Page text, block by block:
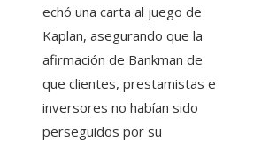
echó una carta al juego de
Kaplan, asegurando que la
afirmación de Bankman de
que clientes, prestamistas e
inversores no habían sido
perseguidos por su